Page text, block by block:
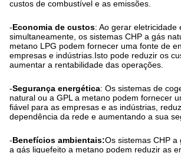
custos de combustível e as emissões.
-Economia de custos: Ao gerar eletricidade
simultaneamente, os sistemas CHP a gás
metano LPG podem fornecer uma fonte de
empresas e indústrias.Isto pode reduzir os
aumentar a rentabilidade das operações.
-Segurança energética: Os sistemas de
natural ou a GPL a metano podem fornecer
fiável para as empresas e as indústrias,
dependência da rede e aumentando a sua
-Benefícios ambientais:Os sistemas CHP a
a gás liquefeito a metano podem reduzir as